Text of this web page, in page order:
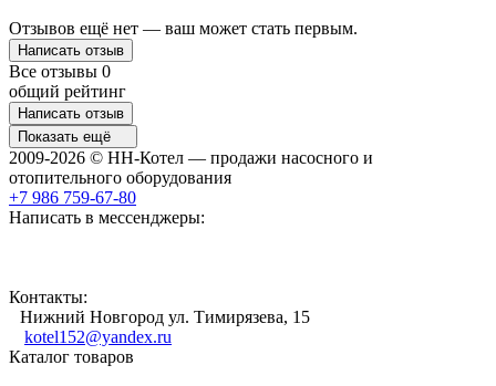
Отзывов ещё нет — ваш может стать первым.
Написать отзыв
Все отзывы 0
общий рейтинг
Написать отзыв
Показать ещё
2009-2026 © НН-Котел — продажи насосного и
отопительного оборудования
+7 986 759-67-80
Написать в мессенджеры:
Контакты:
Нижний Новгород ул. Тимирязева, 15
kotel152@yandex.ru
Каталог товаров